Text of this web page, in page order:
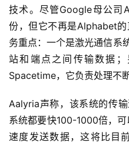
技术。尽管Google母公司
份，但它不再是Alphabet
务重点：一个是激光通信系
站和端点之间传输数据
Spacetime，它负责处理不
Aalyria声称，该系统的传
系统都要快100-1000倍，
速度发送数据，这将比目